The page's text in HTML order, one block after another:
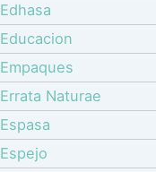
Edhasa
Educacion
Empaques
Errata Naturae
Espasa
Espejo